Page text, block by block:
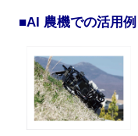
■AI 農機での活用例